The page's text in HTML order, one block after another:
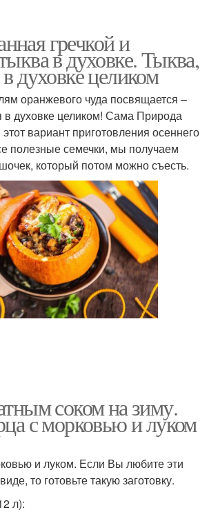
гречкой и
в духовке. Тыква,
духовке целиком
оранжевого чуда посвящается –
в духовке целиком! Сама Природа
вариант приготовления осеннего
полезные семечки, мы получаем
который потом можно съесть.
соком на зиму.
с морковью и луком
и луком. Если Вы любите эти
то готовьте такую заготовку.
л):